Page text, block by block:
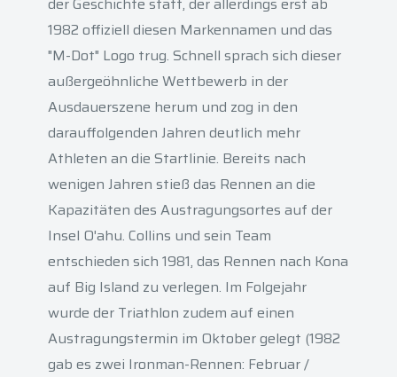
1982 offiziell diesen Markennamen und das
"M-Dot" Logo trug. Schnell sprach sich dieser
außergeöhnliche Wettbewerb in der
Ausdauerszene herum und zog in den
darauffolgenden Jahren deutlich mehr
Athleten an die Startlinie. Bereits nach
wenigen Jahren stieß das Rennen an die
Kapazitäten des Austragungsortes auf der
Insel O'ahu. Collins und sein Team
entschieden sich 1981, das Rennen nach Kona
auf Big Island zu verlegen. Im Folgejahr
wurde der Triathlon zudem auf einen
Austragungstermin im Oktober gelegt (1982
gab es zwei Ironman-Rennen: Februar /